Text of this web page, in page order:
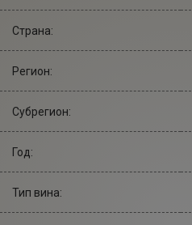
Страна:
Регион:
Субрегион:
Год:
Тип вина: